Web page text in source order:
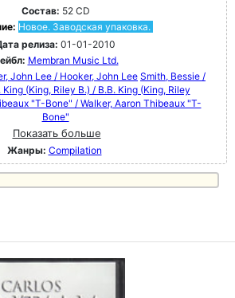
Состав: 52 CD
Новое. Заводская упаковка.
релиза: 01-01-2010
Membran Music Ltd.
John Lee / Hooker, John Lee Smith, Bessie /
King (King, Riley B.) / B.B. King (King, Riley
"T-Bone" / Walker, Aaron Thibeaux "T-
Bone"
Показать больше
Жанры: Compilation